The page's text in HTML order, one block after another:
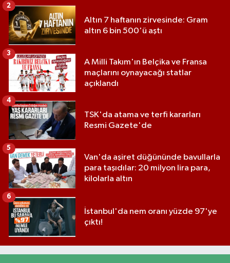
Altın 7 haftanın zirvesinde: Gram
altın 6 bin 500'ü aştı
2
A Milli Takım'ın Belçika ve Fransa
maçlarını oynayacağı statlar
açıklandı
3
TSK'da atama ve terfi kararları
Resmi Gazete'de
4
Van'da aşiret düğününde bavullarla
para taşıdılar: 20 milyon lira para,
kilolarla altın
5
İstanbul'da nem oranı yüzde 97'ye
çıktı!
6